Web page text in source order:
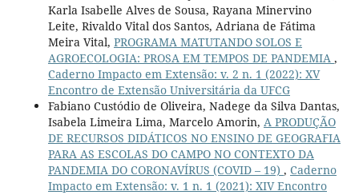
Karla Isabelle Alves de Sousa, Rayana Minervino
Leite, Rivaldo Vital dos Santos, Adriana de Fátima
Meira Vital, PROGRAMA MATUTANDO SOLOS E
AGROECOLOGIA: PROSA EM TEMPOS DE PANDEMIA ,
Caderno Impacto em Extensão: v. 2 n. 1 (2022): XV
Encontro de Extensão Universitária da UFCG
Fabiano Custódio de Oliveira, Nadege da Silva Dantas,
Isabela Limeira Lima, Marcelo Amorin, A PRODUÇÃO
DE RECURSOS DIDÁTICOS NO ENSINO DE GEOGRAFIA
PARA AS ESCOLAS DO CAMPO NO CONTEXTO DA
PANDEMIA DO CORONAVÍRUS (COVID – 19) , Caderno
Impacto em Extensão: v. 1 n. 1 (2021): XIV Encontro